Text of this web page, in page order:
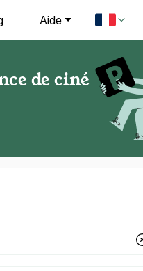
Aide
de ciné